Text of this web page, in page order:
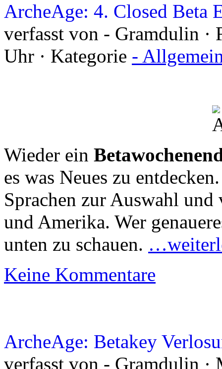
ArcheAge: 4. Closed Beta
verfasst von - Gramdulin ·
Uhr · Kategorie -
Wieder ein
es was Neues zu
Sprachen zur Auswahl und
und Amerika. Wer
unten zu schauen.
Keine Kommentare
ArcheAge: Betakey
verfasst von - Gramdulin